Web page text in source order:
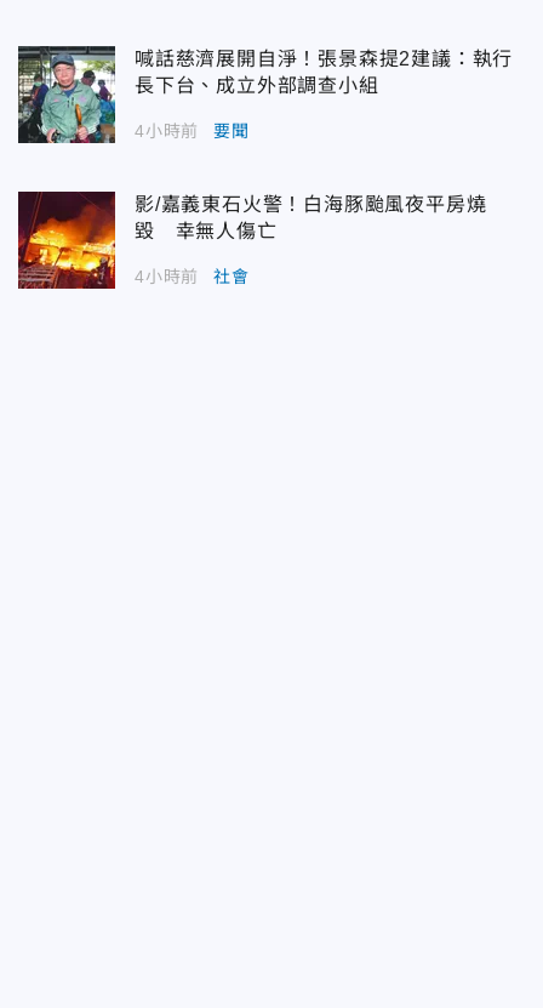
喊話慈濟展開自淨！張景森提2建議：執行
長下台、成立外部調查小組
4小時前 要聞
影/嘉義東石火警！白海豚颱風夜平房燒
毀 幸無人傷亡
4小時前 社會